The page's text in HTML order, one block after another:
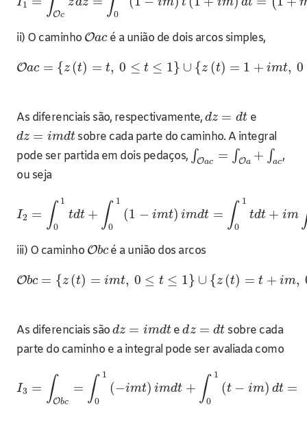
1
Oc 0
ii) O caminho Oacé a união de dois arcos simples,
Oac = {z (t) = t, 0 ≤ t ≤ 1} ∪ {z (t) = 1 + imt, 0
As diferenciais são, respectivamente, dz = dt e
dz = imdtsobre cada parte do caminho. A integral
pode ser partida em dois pedaços, ∫Oac = ∫Oa + ∫ac,
ou seja
I2 = ∫ 1
0
tdt + ∫ 1
0
(1 − imt) imdt = ∫ 1
0
tdt + im
iii) O caminho Obcé a união dos arcos
Obc = {z (t) = imt, 0 ≤ t ≤ 1} ∪ {z (t) = t + im,
As diferenciais são dz = imdtedz = dt sobre cada
parte do caminho e a integral pode ser avaliada como
I3 = ∫Obc
= ∫ 1
0
(−imt) imdt + ∫ 1
0
(t − im) dt =